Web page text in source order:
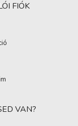
FIÓK
VAN?